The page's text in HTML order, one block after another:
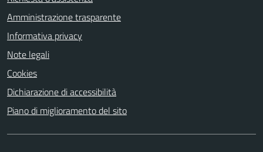
Amministrazione trasparente
Informativa privacy
Note legali
Cookies
Dichiarazione di accessibilità
Piano di miglioramento del sito